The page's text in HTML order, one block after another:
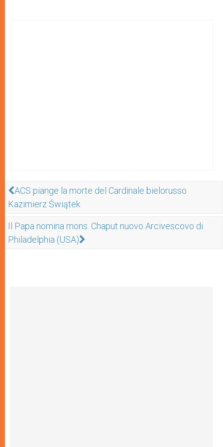
ACS piange la morte del Cardinale bielorusso
Kazimierz Świątek
Il Papa nomina mons. Chaput nuovo Arcivescovo di
Philadelphia (USA)